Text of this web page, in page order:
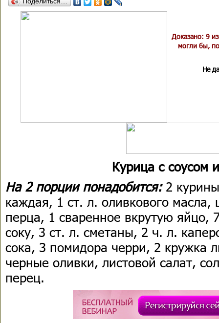
Доказано: 9
могли бы,
Не
Курица с соусом
На 2 порции понадобится: 2
каждая, 1 ст. л. оливкового масла,
перца, 1 сваренное вкрутую яйцо,
соку, 3 ст. л. сметаны, 2 ч. л.
сока, 3 помидора черри, 2 кружка
черные оливки, листовой салат,
перец.